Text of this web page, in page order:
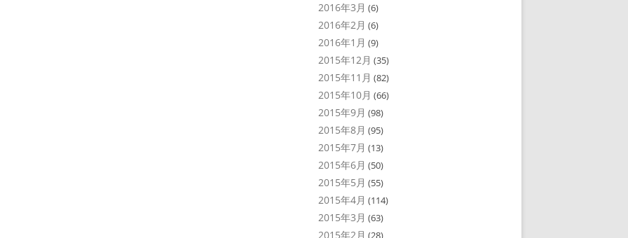
2016年3月 (6)
2016年2月 (6)
2016年1月 (9)
2015年12月 (35)
2015年11月 (82)
2015年10月 (66)
2015年9月 (98)
2015年8月 (95)
2015年7月 (13)
2015年6月 (50)
2015年5月 (55)
2015年4月 (114)
2015年3月 (63)
2015年2月 (28)